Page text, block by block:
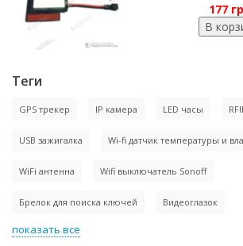
177
Теги
GPS трекер IP камера LED часы
USB зажигалка Wi-fi датчик температуры и
WiFi антенна Wifi выключатель Sonoff
Брелок для поиска ключей Видеоглазок
показать все